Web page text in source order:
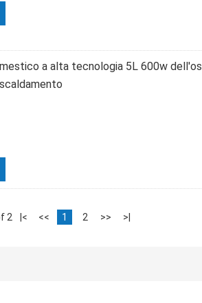
a alta tecnologia 5L 600w
2 |< << 1 2 >> >|